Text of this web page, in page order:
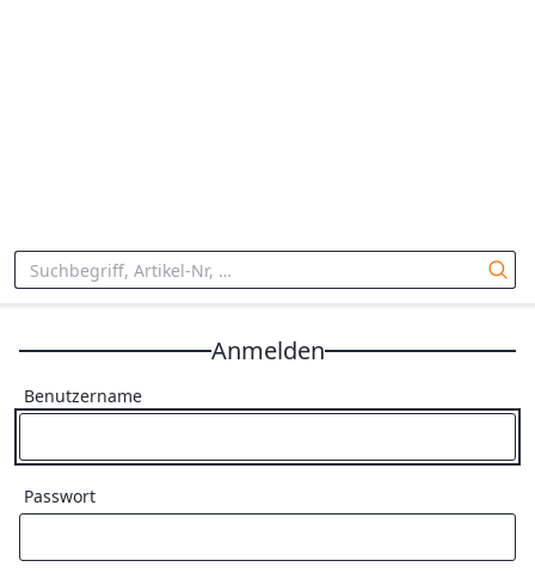
Anmelden
Benutzername
Passwort